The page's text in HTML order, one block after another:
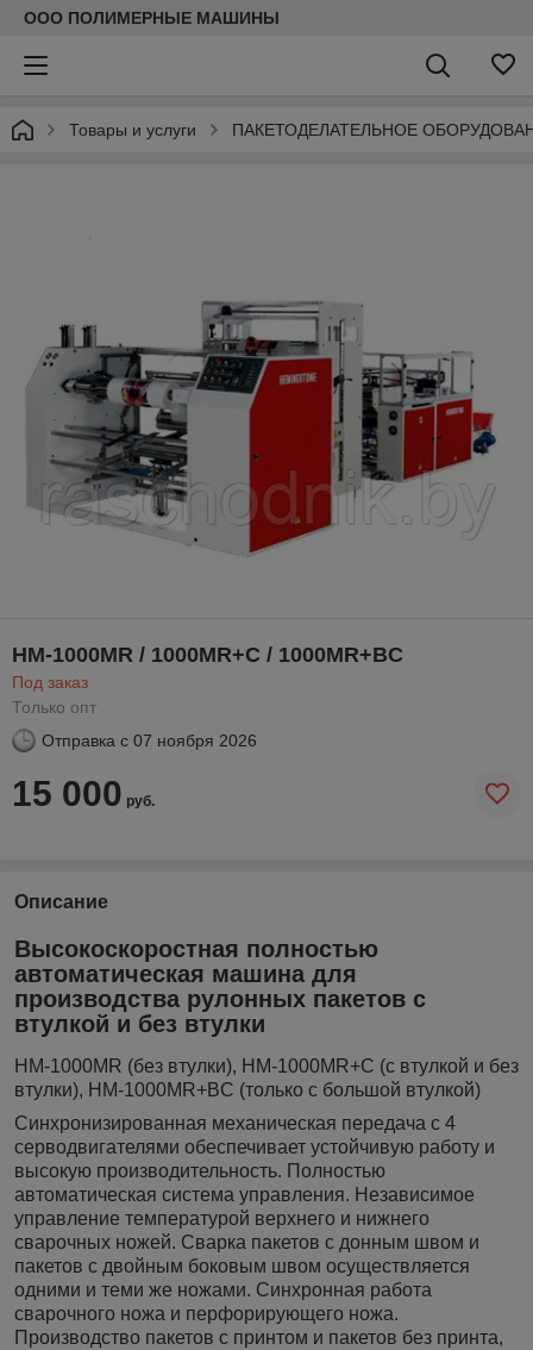
ООО ПОЛИМЕРНЫЕ МАШИНЫ
Товары и услуги ПАКЕТОДЕЛАТЕЛЬНОЕ
HM-1000MR / 1000MR+C / 1000MR+BC
Под заказ
Только опт
Отправка с 07 ноября 2026
15 000 руб.
Описание
Высокоскоростная полностью
автоматическая машина для
производства рулонных пакетов с
втулкой и без втулки
HM-1000MR (без втулки), HM-1000MR+C (с втулкой и без
втулки), HM-1000MR+BC (только с большой втулкой)
Синхронизированная механическая передача с 4
серводвигателями обеспечивает устойчивую работу и
высокую производительность. Полностью
автоматическая система управления. Независимое
управление температурой верхнего и нижнего
сварочных ножей. Сварка пакетов с донным швом и
пакетов с двойным боковым швом осуществляется
одними и теми же ножами. Синхронная работа
сварочного ножа и перфорирующего ножа.
Производство пакетов с принтом и пакетов без принта,